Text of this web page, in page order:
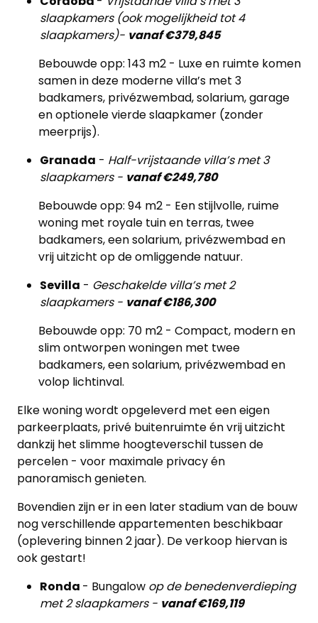
slaapkamers (ook mogelijkheid tot 4
slaapkamers)- vanaf €379,845
Bebouwde opp: 143 m2 - Luxe en ruimte komen
samen in deze moderne villa’s met 3
badkamers, privézwembad, solarium, garage
en optionele vierde slaapkamer (zonder
meerprijs).
Granada - Half-vrijstaande villa’s met 3
slaapkamers - vanaf €249,780
Bebouwde opp: 94 m2 - Een stijlvolle, ruime
woning met royale tuin en terras, twee
badkamers, een solarium, privézwembad en
vrij uitzicht op de omliggende natuur.
Sevilla - Geschakelde villa’s met 2
slaapkamers - vanaf €186,300
Bebouwde opp: 70 m2 - Compact, modern en
slim ontworpen woningen met twee
badkamers, een solarium, privézwembad en
volop lichtinval.
Elke woning wordt opgeleverd met een eigen
parkeerplaats, privé buitenruimte én vrij uitzicht
dankzij het slimme hoogteverschil tussen de
percelen - voor maximale privacy én
panoramisch genieten.
Bovendien zijn er in een later stadium van de bouw
nog verschillende appartementen beschikbaar
(oplevering binnen 2 jaar). De verkoop hiervan is
ook gestart!
Ronda - Bungalow op de benedenverdieping
met 2 slaapkamers - vanaf €169,119